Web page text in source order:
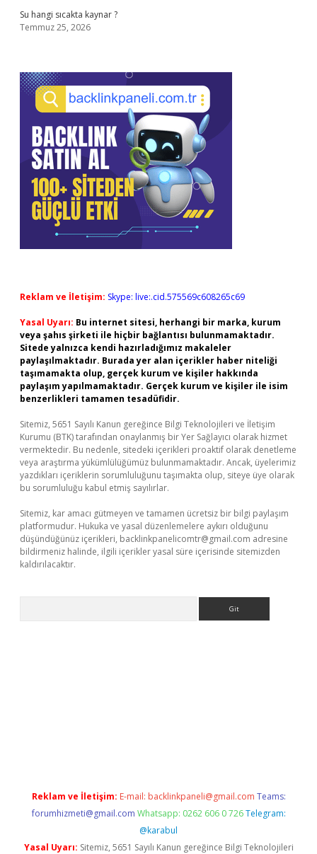
Su hangi sıcakta kaynar ?
Temmuz 25, 2026
Reklam ve İletişim: Skype: live:.cid.575569c608265c69
Yasal Uyarı: Bu internet sitesi, herhangi bir marka, kurum
veya şahıs şirketi ile hiçbir bağlantısı bulunmamaktadır.
Sitede yalnızca kendi hazırladığımız makaleler
paylaşılmaktadır. Burada yer alan içerikler haber niteliği
taşımamakta olup, gerçek kurum ve kişiler hakkında
paylaşım yapılmamaktadır. Gerçek kurum ve kişiler ile isim
benzerlikleri tamamen tesadüfidir.
Sitemiz, 5651 Sayılı Kanun gereğince Bilgi Teknolojileri ve İletişim
Kurumu (BTK) tarafından onaylanmış bir Yer Sağlayıcı olarak hizmet
vermektedir. Bu nedenle, sitedeki içerikleri proaktif olarak denetleme
veya araştırma yükümlülüğümüz bulunmamaktadır. Ancak, üyelerimiz
yazdıkları içeriklerin sorumluluğunu taşımakta olup, siteye üye olarak
bu sorumluluğu kabul etmiş sayılırlar.
Sitemiz, kar amacı gütmeyen ve tamamen ücretsiz bir bilgi paylaşım
platformudur. Hukuka ve yasal düzenlemelere aykırı olduğunu
düşündüğünüz içerikleri, backlinkpanelicomtr@gmail.com adresine
bildirmeniz halinde, ilgili içerikler yasal süre içerisinde sitemizden
kaldırılacaktır.
Reklam ve İletişim: E-mail: backlinkpaneli@gmail.com Teams:
forumhizmeti@gmail.com Whatsapp: 0262 606 0 726 Telegram:
@karabul
Yasal Uyarı: Sitemiz, 5651 Sayılı Kanun gereğince Bilgi Teknolojileri